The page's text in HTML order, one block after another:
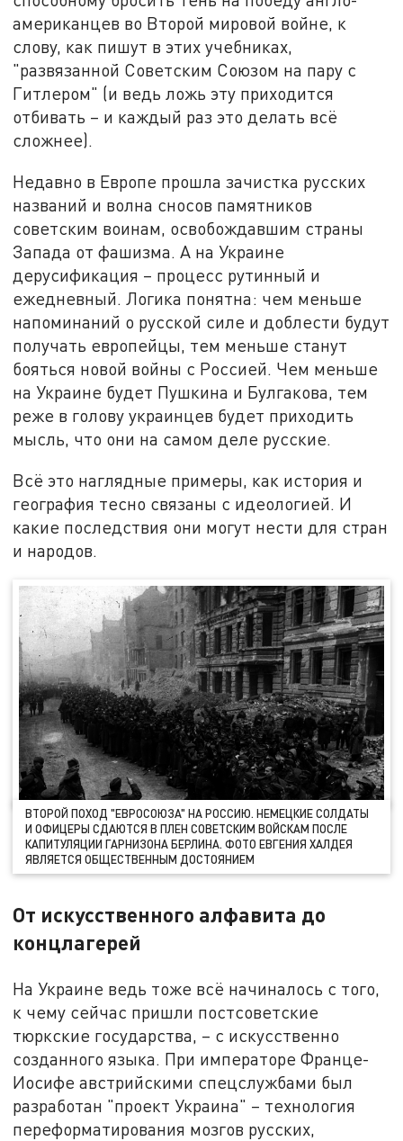
американцев во Второй мировой войне, к
слову, как пишут в этих учебниках,
"развязанной Советским Союзом на пару с
Гитлером" (и ведь ложь эту приходится
отбивать – и каждый раз это делать всё
сложнее).
Недавно в Европе прошла зачистка русских
названий и волна сносов памятников
советским воинам, освобождавшим страны
Запада от фашизма. А на Украине
дерусификация – процесс рутинный и
ежедневный. Логика понятна: чем меньше
напоминаний о русской силе и доблести будут
получать европейцы, тем меньше станут
бояться новой войны с Россией. Чем меньше
на Украине будет Пушкина и Булгакова, тем
реже в голову украинцев будет приходить
мысль, что они на самом деле русские.
Всё это наглядные примеры, как история и
география тесно связаны с идеологией. И
какие последствия они могут нести для стран
и народов.
ВТОРОЙ ПОХОД "ЕВРОСОЮЗА" НА РОССИЮ. НЕМЕЦКИЕ СОЛДАТЫ
И ОФИЦЕРЫ СДАЮТСЯ В ПЛЕН СОВЕТСКИМ ВОЙСКАМ ПОСЛЕ
КАПИТУЛЯЦИИ ГАРНИЗОНА БЕРЛИНА. ФОТО ЕВГЕНИЯ ХАЛДЕЯ
ЯВЛЯЕТСЯ ОБЩЕСТВЕННЫМ ДОСТОЯНИЕМ
От искусственного алфавита до
концлагерей
На Украине ведь тоже всё начиналось с того,
к чему сейчас пришли постсоветские
тюркские государства, – с искусственно
созданного языка. При императоре Франце-
Иосифе австрийскими спецслужбами был
разработан "проект Украина" – технология
переформатирования мозгов русских,